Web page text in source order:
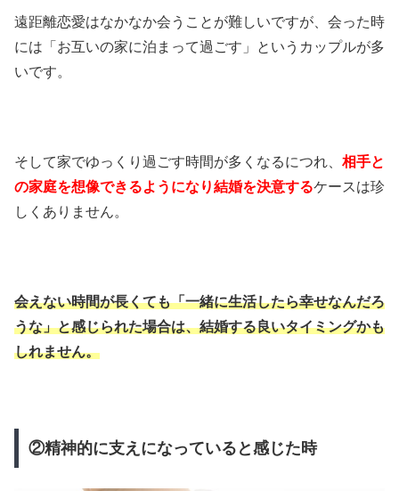
遠距離恋愛はなかなか会うことが難しいですが、会った時
には「お互いの家に泊まって過ごす」というカップルが多
いです。
そして家でゆっくり過ごす時間が多くなるにつれ、 相手と
の家庭を想像できるようになり結婚を決意するケースは珍
しくありません。
会えない時間が長くても「一緒に生活したら幸せなんだろ
うな」と感じられた場合は、結婚する良いタイミングかも
しれません。
②精神的に支えになっていると感じた時